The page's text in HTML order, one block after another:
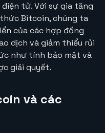
tử. Với sự gia tăng
Bitcoin, chúng ta
của các hợp đồng
dịch và giảm thiểu rủi
như tính bảo mật và
giải quyết.
và các